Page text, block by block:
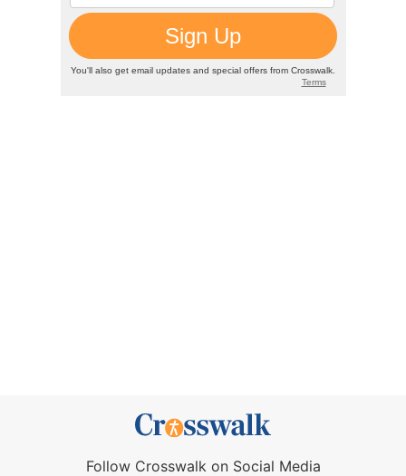
Follow Crosswalk on Social Media